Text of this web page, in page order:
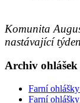
Komunita
nastávající
Archiv ohlášek
Farní
Farní